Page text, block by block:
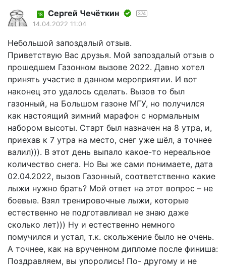
18 Сергей Чечёткин 374
14.04.2022 11:04
Небольшой запоздалый отзыв.
Приветствую Вас друзья. Мой запоздалый отзыв о
прошедшем Газонном вызове 2022. Давно хотел
принять участие в данном мероприятии. И вот
наконец это удалось сделать. Вызов то был
газонный, на Большом газоне МГУ, но получился
как настоящий зимний марафон с нормальным
набором высоты. Старт был назначен на 8 утра, и,
приехав к 7 утра на место, снег уже шёл, а точнее
валил))). В этот день выпало какое-то нереальное
количество снега. Но Вы же сами понимаете, дата
02.04.2022, вызов Газонный, соответственно какие
лыжи нужно брать? Мой ответ на этот вопрос – не
боевые. Взял тренировочные лыжи, которые
естественно не подготавливал не знаю даже
сколько лет))) Ну и естественно немного
помучился и устал, т.к. скольжение было не очень.
А точнее, как на врученном дипломе после финиша:
Поздравляем, вы упоролись! По- другому и не